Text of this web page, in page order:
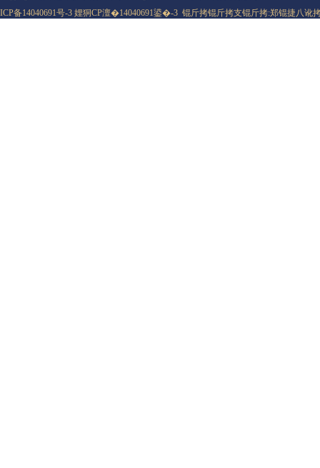
ICP备14040691号-3 娌狪CP澶�14040691鍙�-3 锟斤拷锟斤拷支锟斤拷:郑锟捷八讹